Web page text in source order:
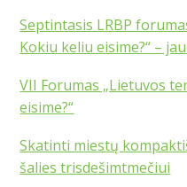
Septintasis LRBP
Kokiu keliu eisime?“ –
VII Forumas „Lietuvos
eisime?“
Skatinti miestų
šalies trisdešimtmečiui